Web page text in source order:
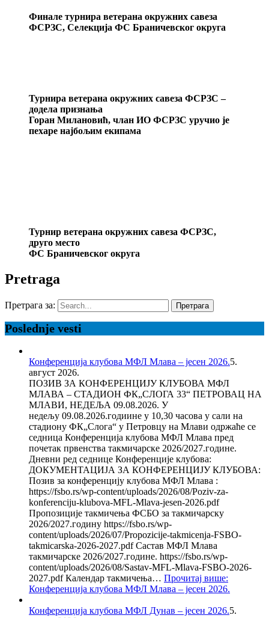
Финале турнира ветерана окружних савеза
ФСРЗС, Селекција ФС Браничевског округа
Турнира ветерана окружних савеза ФСРЗС –
додела признања
Горан Милановић, члан ИО ФСРЗС уручио је
пехаре најбољим екипама
Турнир ветерана окружних савеза ФСРЗС,
друго место
ФС Браничевског округа
Pretraga
Претрага за:
Poslednje vesti
Конференција клубова МФЛ Млава – јесен 2026.5.
август 2026.
ПОЗИВ ЗА КОНФЕРЕНЦИЈУ КЛУБОВА МФЛ
МЛАВА – СТАДИОН ФК„СЛОГА 33“ ПЕТРОВАЦ НА
МЛАВИ, НЕДЕЉА 09.08.2026. У
недељу 09.08.2026.годиине у 10,30 часова у сали на
стадиону ФК„Слога“ у Петровцу на Млави одржаће се
седница Конференција клубова МФЛ Млава пред
почетак првенства такмичарске 2026/2027.године.
Дневни ред седнице Конференције клубова:
ДОКУМЕНТАЦИЈА ЗА КОНФЕРЕНЦИЈУ КЛУБОВА:
Позив за конференцију клубова МФЛ Млава :
https://fsbo.rs/wp-content/uploads/2026/08/Poziv-za-
konferenciju-klubova-MFL-Mlava-jesen-2026.pdf
Пропозиције такмичења ФСБО за такмичарску
2026/2027.годину https://fsbo.rs/wp-
content/uploads/2026/07/Propozicije-takmicenja-FSBO-
takmicarska-2026-2027.pdf Састав МФЛ Млава
такмичарске 2026/2027.године. https://fsbo.rs/wp-
content/uploads/2026/08/Sastav-MFL-Mlava-FSBO-2026-
2027.pdf Календар такмичења… Прочитај више:
Конференција клубова МФЛ Млава – јесен 2026.
Конференција клубова МФЛ Дунав – јесен 2026.5.